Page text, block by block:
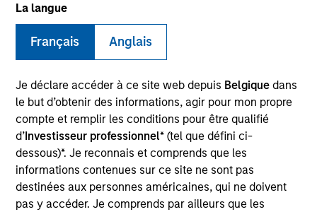
La langue
Français Anglais
Je déclare accéder à ce site web depuis Belgique dans
le but d’obtenir des informations, agir pour mon propre
compte et remplir les conditions pour être qualifié
d’Investisseur professionnel* (tel que défini ci-
dessous)*. Je reconnais et comprends que les
informations contenues sur ce site ne sont pas
destinées aux personnes américaines, qui ne doivent
pas y accéder. Je comprends par ailleurs que les
Invested on
Apr 2023
Transaction Type
Founder Recapitalization
RowCal is a provider of outsourced homeowner
association (HOA) property management services,
offering a comprehensive solution to better manage
and maintain HOA communities. The company’s
differentiated approach, which leverages advanced
technology and an integrated care team to enhance